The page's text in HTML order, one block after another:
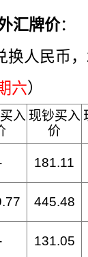
汇牌价：
人民币，
六）
入 现钞买入
价
181.11
445.48
131.05